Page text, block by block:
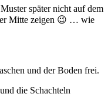
später nicht auf dem
Mitte zeigen 😉 … wie
und der Boden frei.
die Schachteln